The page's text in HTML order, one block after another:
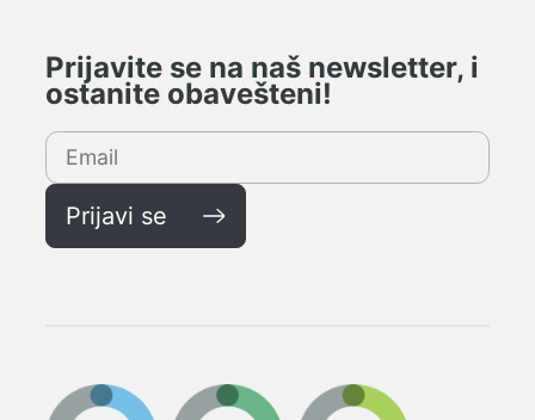
Prijavite se na naš newsletter, i
ostanite obavešteni!
Prijavi se